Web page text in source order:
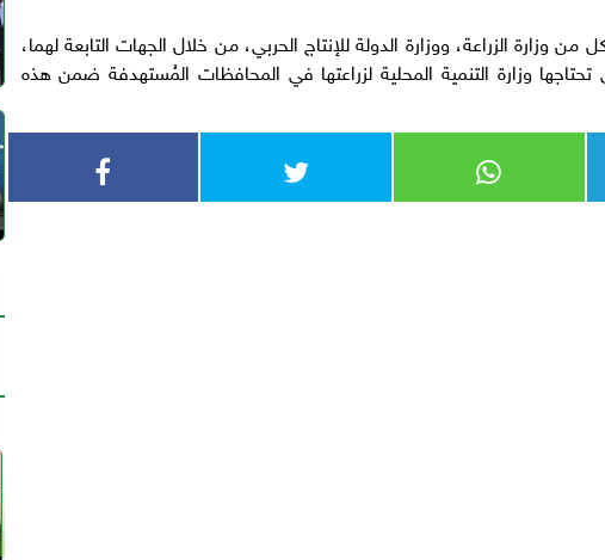
وزارة الزراعة، ووزارة الدولة للإنتاج الحربي، من خلال الجهات التابعة لهما،
وزارة التنمية المحلية لزراعتها في المحافظات المُستهدفة ضمن هذه